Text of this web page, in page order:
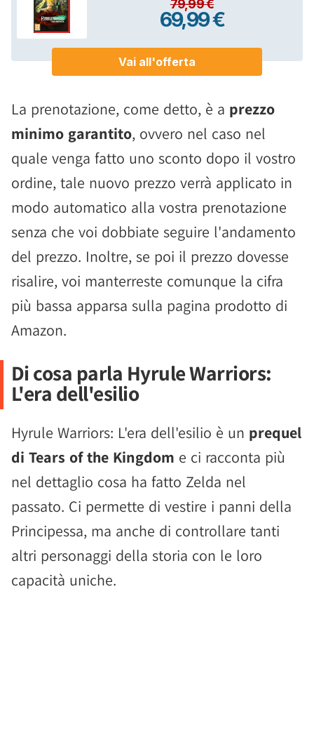
La prenotazione, come detto, è a prezzo
minimo garantito, ovvero nel caso nel
quale venga fatto uno sconto dopo il vostro
ordine, tale nuovo prezzo verrà applicato in
modo automatico alla vostra prenotazione
senza che voi dobbiate seguire l'andamento
del prezzo. Inoltre, se poi il prezzo dovesse
risalire, voi manterreste comunque la cifra
più bassa apparsa sulla pagina prodotto di
Amazon.
Di cosa parla Hyrule Warriors:
L'era dell'esilio
Hyrule Warriors: L'era dell'esilio è un prequel
di Tears of the Kingdom e ci racconta più
nel dettaglio cosa ha fatto Zelda nel
passato. Ci permette di vestire i panni della
Principessa, ma anche di controllare tanti
altri personaggi della storia con le loro
capacità uniche.